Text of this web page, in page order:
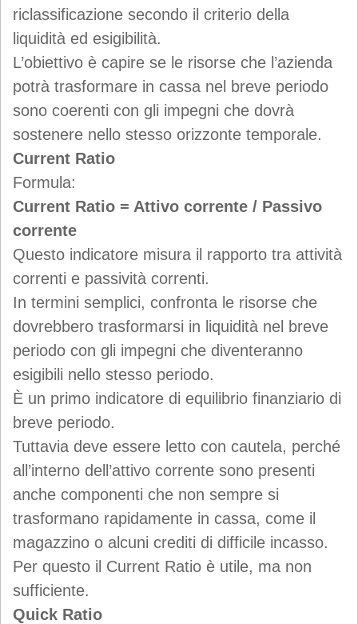
riclassificazione secondo il criterio della
liquidità ed esigibilità.
L’obiettivo è capire se le risorse che l’azienda
potrà trasformare in cassa nel breve periodo
sono coerenti con gli impegni che dovrà
sostenere nello stesso orizzonte temporale.
Current Ratio
Formula:
Current Ratio = Attivo corrente / Passivo
corrente
Questo indicatore misura il rapporto tra attività
correnti e passività correnti.
In termini semplici, confronta le risorse che
dovrebbero trasformarsi in liquidità nel breve
periodo con gli impegni che diventeranno
esigibili nello stesso periodo.
È un primo indicatore di equilibrio finanziario di
breve periodo.
Tuttavia deve essere letto con cautela, perché
all’interno dell’attivo corrente sono presenti
anche componenti che non sempre si
trasformano rapidamente in cassa, come il
magazzino o alcuni crediti di difficile incasso.
Per questo il Current Ratio è utile, ma non
sufficiente.
Quick Ratio